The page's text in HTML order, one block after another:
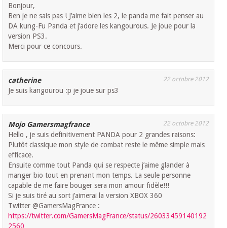
Bonjour,
Ben je ne sais pas ! J’aime bien les 2, le panda me fait penser au
DA kung-Fu Panda et j’adore les kangourous. Je joue pour la
version PS3.
Merci pour ce concours.
catherine 22 octobre 2012
Je suis kangourou :p je joue sur ps3
Mojo Gamersmagfrance 22 octobre 2012
Hello , je suis definitivement PANDA pour 2 grandes raisons:
Plutôt classique mon style de combat reste le même simple mais
efficace.
Ensuite comme tout Panda qui se respecte j’aime glander à
manger bio tout en prenant mon temps. La seule personne
capable de me faire bouger sera mon amour fidèle!!!
Si je suis tiré au sort j’aimerai la version XBOX 360
Twitter @GamersMagFrance :
https://twitter.com/GamersMagFrance/status/26033459140192
2560